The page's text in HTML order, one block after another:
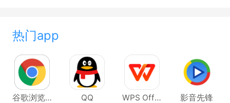
热门app
谷歌浏览器Google Chrome QQ WPS Office 影音先锋